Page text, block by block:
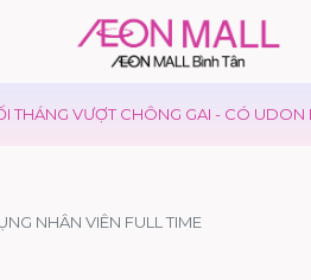
THÁNG VƯỢT CHÔNG GAI - CÓ UDON
NHÂN VIÊN FULL TIME